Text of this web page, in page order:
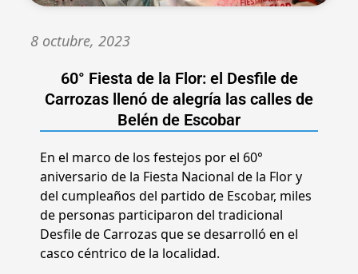
8 octubre, 2023
60° Fiesta de la Flor: el Desfile de
Carrozas llenó de alegría las calles de
Belén de Escobar
En el marco de los festejos por el 60°
aniversario de la Fiesta Nacional de la Flor y
del cumpleaños del partido de Escobar, miles
de personas participaron del tradicional
Desfile de Carrozas que se desarrolló en el
casco céntrico de la localidad.